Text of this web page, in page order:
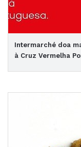
Intermarché doa
à Cruz Vermelha